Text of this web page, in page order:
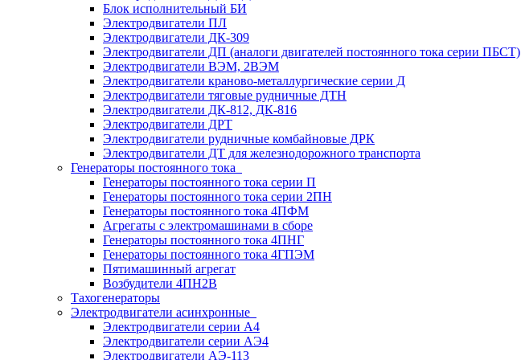
Блок исполнительный БИ
Электродвигатели ПЛ
Электродвигатели ДК-309
Электродвигатели ДП (аналоги двигателей постоянного тока серии ПБСТ)
Электродвигатели ВЭМ, 2ВЭМ
Электродвигатели краново-металлургические серии Д
Электродвигатели тяговые рудничные ДТН
Электродвигатели ДК-812, ДК-816
Электродвигатели ДРТ
Электродвигатели рудничные комбайновые ДРК
Электродвигатели ДТ для железнодорожного транспорта
Генераторы постоянного тока
Генераторы постоянного тока серии П
Генераторы постоянного тока серии 2ПН
Генераторы постоянного тока 4ПФМ
Агрегаты с электромашинами в сборе
Генераторы постоянного тока 4ПНГ
Генераторы постоянного тока 4ГПЭМ
Пятимашинный агрегат
Возбудители 4ПН2В
Тахогенераторы
Электродвигатели асинхронные
Электродвигатели серии А4
Электродвигатели серии АЭ4
Электродвигатели АЭ-113